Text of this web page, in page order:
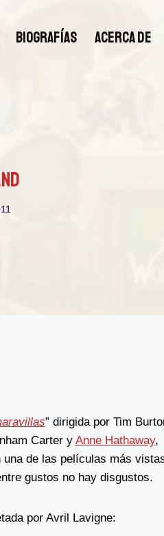
BIOGRAFÍAS ACERCA DE
” dirigida por Tim
Carter y Anne Hathaway,
de las películas más
gustos no hay disgustos.
por Avril Lavigne: